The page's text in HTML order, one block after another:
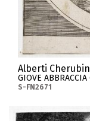
Alberti
GIOVE
S-FN2671